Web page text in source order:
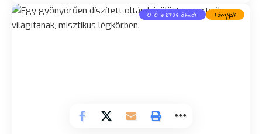
O-Ő betűs álmok Tárgyak